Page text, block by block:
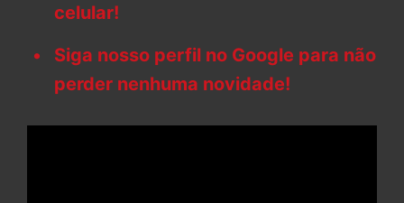
celular!
Siga nosso perfil no Google para não
perder nenhuma novidade!